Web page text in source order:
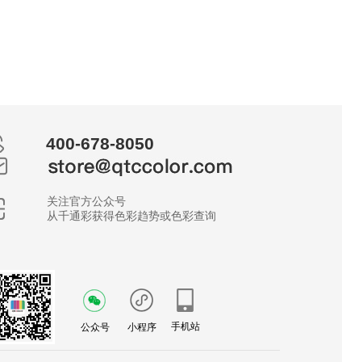
400-678-8050
关注官方公众号
从千通彩获得色彩趋势或色彩查询
公众号 小程序 手机站